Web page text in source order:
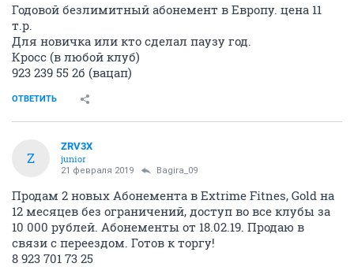
Годовой безлимитный абонемент в Европу. цена 11
т.р.
Для новичка или кто сделал паузу год.
Кросс (в любой клуб)
923 239 55 2б (вацап)
ОТВЕТИТЬ
Z
ZRV3X
junior
21 февраля 2019 Bagira_09
Продам 2 новых Абонемента в Extrime Fitnes, Gold на
12 месяцев без ограничений, доступ во все клубы за
10 000 рублей. Абонементы от 18.02.19. Продаю в
связи с переездом. Готов к торгу!
8 923 701 73 25